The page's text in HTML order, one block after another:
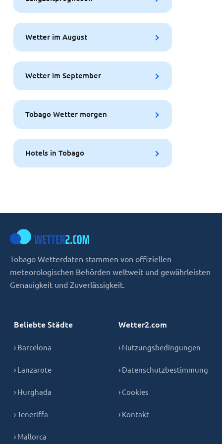
Wetter im August
Wetter im September
Tobago Wetter morgen
Hotels in Tobago
Tobago Wetterdaten stammen von offiziellen
meteorologischen Behörden weltweit und gewährleisten
Genauigkeit und Zuverlässigkeit.
Beliebte Städte
› Barcelona
› Lanzarote
› Hurghada
› Teneriffa
› Mallorca
Wetter2.com
› Nutzungsbedingungen
› Datenschutzbestimmung
› Cookies
› Kontakt